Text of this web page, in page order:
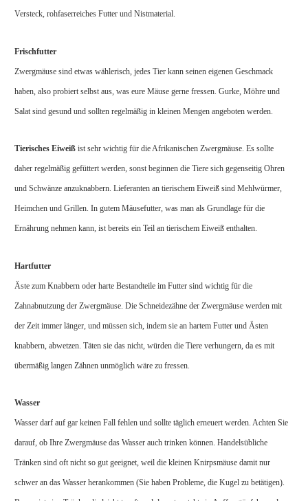
Versteck, rohfaserreiches Futter und Nistmaterial.
Frischfutter
Zwergmäuse sind etwas wählerisch, jedes Tier kann seinen eigenen Geschmack
haben, also probiert selbst aus, was eure Mäuse gerne fressen. Gurke, Möhre und
Salat sind gesund und sollten regelmäßig in kleinen Mengen angeboten werden.
Tierisches Eiweiß ist sehr wichtig für die Afrikanischen Zwergmäuse. Es sollte
daher regelmäßig gefüttert werden, sonst beginnen die Tiere sich gegenseitig Ohren
und Schwänze anzuknabbern. Lieferanten an tierischem Eiweiß sind Mehlwürmer,
Heimchen und Grillen. In gutem Mäusefutter, was man als Grundlage für die
Ernährung nehmen kann, ist bereits ein Teil an tierischem Eiweiß enthalten.
Hartfutter
Äste zum Knabbern oder harte Bestandteile im Futter sind wichtig für die
Zahnabnutzung der Zwergmäuse. Die Schneidezähne der Zwergmäuse werden mit
der Zeit immer länger, und müssen sich, indem sie an hartem Futter und Ästen
knabbern, abwetzen. Täten sie das nicht, würden die Tiere verhungern, da es mit
übermäßig langen Zähnen unmöglich wäre zu fressen.
Wasser
Wasser darf auf gar keinen Fall fehlen und sollte täglich erneuert werden. Achten Sie
darauf, ob Ihre Zwergmäuse das Wasser auch trinken können. Handelsübliche
Tränken sind oft nicht so gut geeignet, weil die kleinen Knirpsmäuse damit nur
schwer an das Wasser herankommen (Sie haben Probleme, die Kugel zu betätigen).